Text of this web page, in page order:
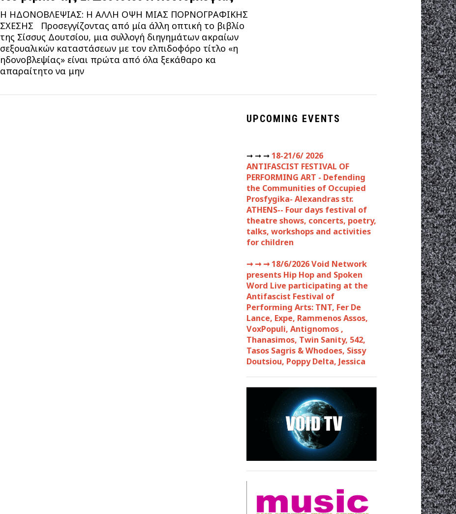
Η ΗΔΟΝΟΒΛΕΨΙΑΣ: Η ΑΛΛΗ ΟΨΗ ΜΙΑΣ ΠΟΡΝΟΓΡΑΦΙΚΗΣ
ΣΧΕΣΗΣ Προσεγγίζοντας από μία άλλη οπτική το βιβλίο
της Σίσσυς Δουτσίου, μια συλλογή διηγημάτων ακραίων
σεξουαλικών καταστάσεων με τον ελπιδοφόρο τίτλο «η
ηδονοβλεψίας» είναι πρώτα από όλα ξεκάθαρο κα
απαραίτητο να μην
UPCOMING EVENTS
➞ ➞ ➞ 18-21/6/ 2026
ANTIFASCIST FESTIVAL OF
PERFORMING ART - Defending
the Communities of Occupied
Prosfygika- Alexandras str.
ATHENS-- Four days festival of
theatre shows, concerts, poetry,
talks, workshops and activities
for children
➞ ➞ ➞18/6/2026 Void Network
presents Hip Hop and Spoken
Word Live participating at the
Antifascist Festival of
Performing Arts: TNT, Fer De
Lance, Expe, Rammenos Assos,
VoxPopuli, Antignomos ,
Thanasimos, Twin Sanity, 542,
Tasos Sagris & Whodoes, Sissy
Doutsiou, Poppy Delta, Jessica